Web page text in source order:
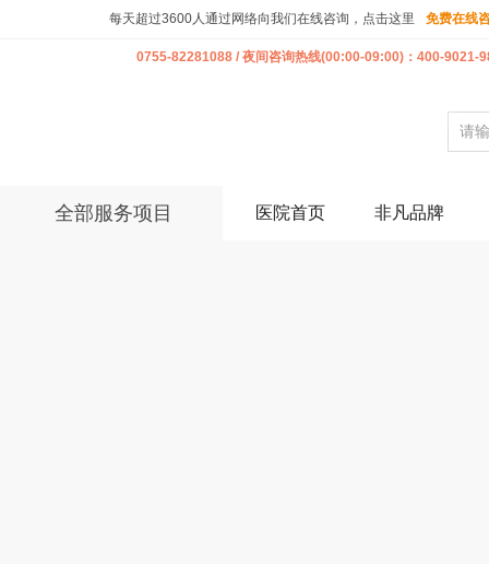
每天超过3600人通过网络向我们在线咨询，点击这里 免费在线
0755-82281088 / 夜间咨询热线(00:00-09:00)：400-9021-
全部服务项目 医院首页 非凡品牌